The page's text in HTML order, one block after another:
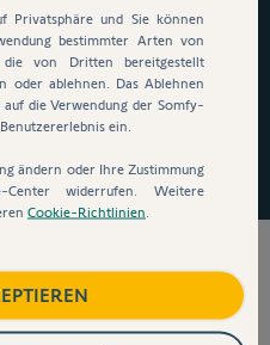
ganz ohne
*
Privatsphäre und Sie können
bestimmter Arten von
von Dritten bereitgestellt
oder ablehnen. Das Ablehnen
die Verwendung der Somfy-
ein.
ändern oder Ihre Zustimmung
Center widerrufen. Weitere
Cookie-Richtlinien